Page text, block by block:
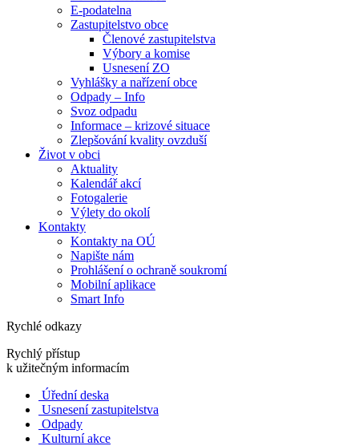
E-podatelna
Zastupitelstvo obce
Členové zastupitelstva
Výbory a komise
Usnesení ZO
Vyhlášky a nařízení obce
Odpady – Info
Svoz odpadu
Informace – krizové situace
Zlepšování kvality ovzduší
Život v obci
Aktuality
Kalendář akcí
Fotogalerie
Výlety do okolí
Kontakty
Kontakty na OÚ
Napište nám
Prohlášení o ochraně soukromí
Mobilní aplikace
Smart Info
Rychlé odkazy
Rychlý přístup
k užitečným informacím
Úřední deska
Usnesení zastupitelstva
Odpady
Kulturní akce